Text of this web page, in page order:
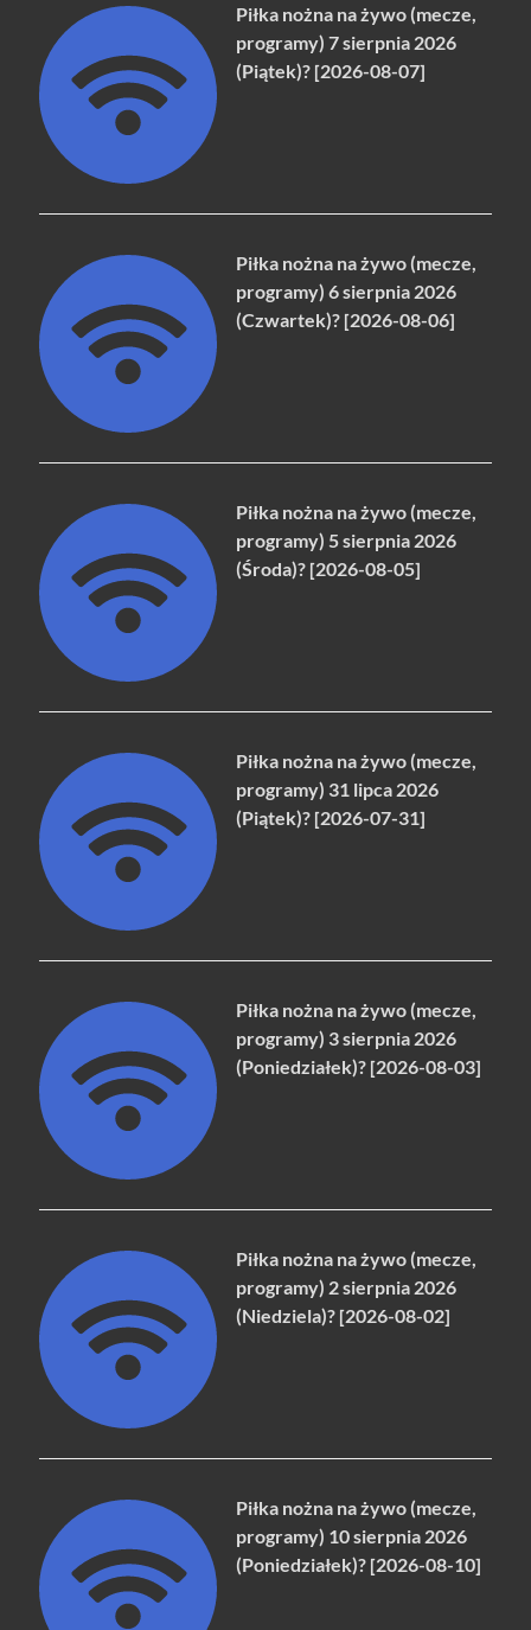
Piłka nożna na żywo (mecze,
programy) 7 sierpnia 2026
(Piątek)? [2026-08-07]
Piłka nożna na żywo (mecze,
programy) 6 sierpnia 2026
(Czwartek)? [2026-08-06]
Piłka nożna na żywo (mecze,
programy) 5 sierpnia 2026
(Środa)? [2026-08-05]
Piłka nożna na żywo (mecze,
programy) 31 lipca 2026
(Piątek)? [2026-07-31]
Piłka nożna na żywo (mecze,
programy) 3 sierpnia 2026
(Poniedziałek)? [2026-08-03]
Piłka nożna na żywo (mecze,
programy) 2 sierpnia 2026
(Niedziela)? [2026-08-02]
Piłka nożna na żywo (mecze,
programy) 10 sierpnia 2026
(Poniedziałek)? [2026-08-10]